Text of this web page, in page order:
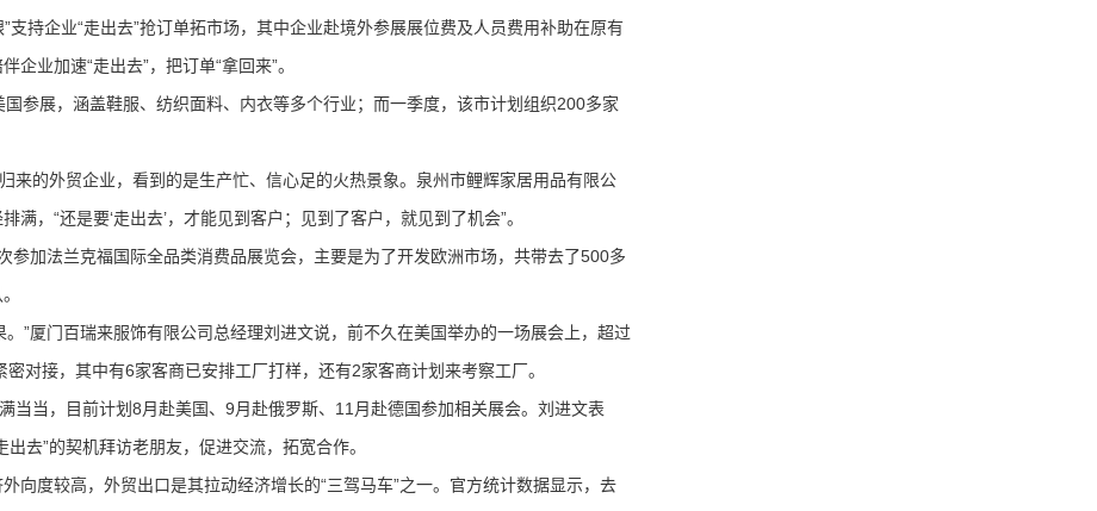
支持企业“走出去”抢订单拓市场，其中企业赴境外参展展位费及人员费用补助在原有
业加速“走出去”，把订单“拿回来”。
参展，涵盖鞋服、纺织面料、内衣等多个行业；而一季度，该市计划组织200多家
来的外贸企业，看到的是生产忙、信心足的火热景象。泉州市鲤辉家居用品有限公
，“还是要‘走出去’，才能见到客户；见到了客户，就见到了机会”。
加法兰克福国际全品类消费品展览会，主要是为了开发欧洲市场，共带去了500多
。”厦门百瑞来服饰有限公司总经理刘进文说，前不久在美国举办的一场展会上，超过
对接，其中有6家客商已安排工厂打样，还有2家客商计划来考察工厂。
当当，目前计划8月赴美国、9月赴俄罗斯、11月赴德国参加相关展会。刘进文表
去”的契机拜访老朋友，促进交流，拓宽合作。
向度较高，外贸出口是其拉动经济增长的“三驾马车”之一。官方统计数据显示，去